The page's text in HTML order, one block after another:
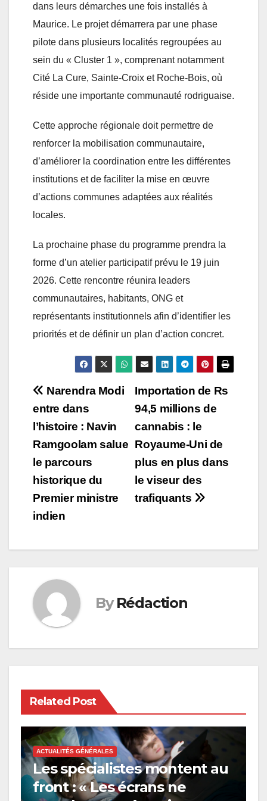
dans leurs démarches une fois installés à
Maurice. Le projet démarrera par une phase
pilote dans plusieurs localités regroupées au
sein du « Cluster 1 », comprenant notamment
Cité La Cure, Sainte-Croix et Roche-Bois, où
réside une importante communauté rodriguaise.
Cette approche régionale doit permettre de
renforcer la mobilisation communautaire,
d’améliorer la coordination entre les différentes
institutions et de faciliter la mise en œuvre
d’actions communes adaptées aux réalités
locales.
La prochaine phase du programme prendra la
forme d’un atelier participatif prévu le 19 juin
2026. Cette rencontre réunira leaders
communautaires, habitants, ONG et
représentants institutionnels afin d’identifier les
priorités et de définir un plan d’action concret.
Post
navigation
Importation de Rs
94,5 millions de
cannabis : le
Royaume-Uni de
plus en plus dans
le viseur des
trafiquants
Narendra Modi
entre dans
l’histoire : Navin
Ramgoolam salue
le parcours
historique du
Premier ministre
indien
By Rédaction
Related Post
ACTUALITÉS GÉNÉRALES
Les spécialistes montent au
front : « Les écrans ne